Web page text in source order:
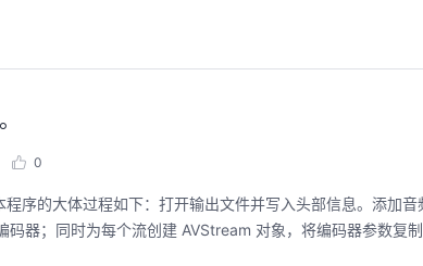
0
的大体过程如下：打开输出文件并写入头部信息。添加音
器；同时为每个流创建 AVStream 对象，将编码器参数复
，让你的AI作品三步上朋友
为云AI开发者运营负责人
到做AI应用 · 到企业级开发。不教编
直播深度解读华为云码道6